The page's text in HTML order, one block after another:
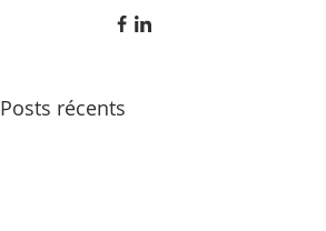
Posts récents